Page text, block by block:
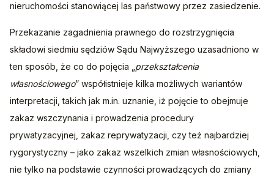
nieruchomości stanowiącej las państwowy przez zasiedzenie.
Przekazanie zagadnienia prawnego do rozstrzygnięcia
składowi siedmiu sędziów Sądu Najwyższego uzasadniono w
ten sposób, że co do pojęcia „ przekształcenia
własnościowego” współistnieje kilka możliwych wariantów
interpretacji, takich jak m.in. uznanie, iż pojęcie to obejmuje
zakaz wszczynania i prowadzenia procedury
prywatyzacyjnej, zakaz reprywatyzacji, czy też najbardziej
rygorystyczny – jako zakaz wszelkich zmian własnościowych,
nie tylko na podstawie czynności prowadzących do zmiany